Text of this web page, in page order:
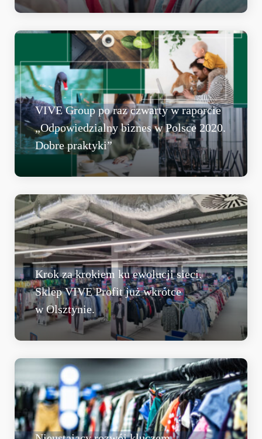
VIVE Group po raz czwarty w raporcie
„Odpowiedzialny biznes w Polsce 2020.
Dobre praktyki”
Krok za krokiem ku ewolucji sieci.
Sklep VIVE Profit już wkrótce
w Olsztynie.